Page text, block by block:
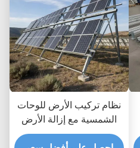
نظام تركيب الأرض للوحات
الشمسية مع إزالة الأرض
تصل إلى 1.2m وإزالة